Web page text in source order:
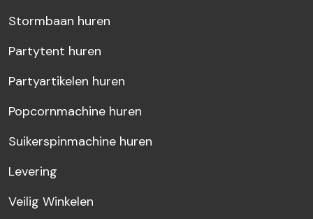
Stormbaan huren
Partytent huren
Partyartikelen huren
Popcornmachine huren
Suikerspinmachine huren
Levering
Veilig Winkelen